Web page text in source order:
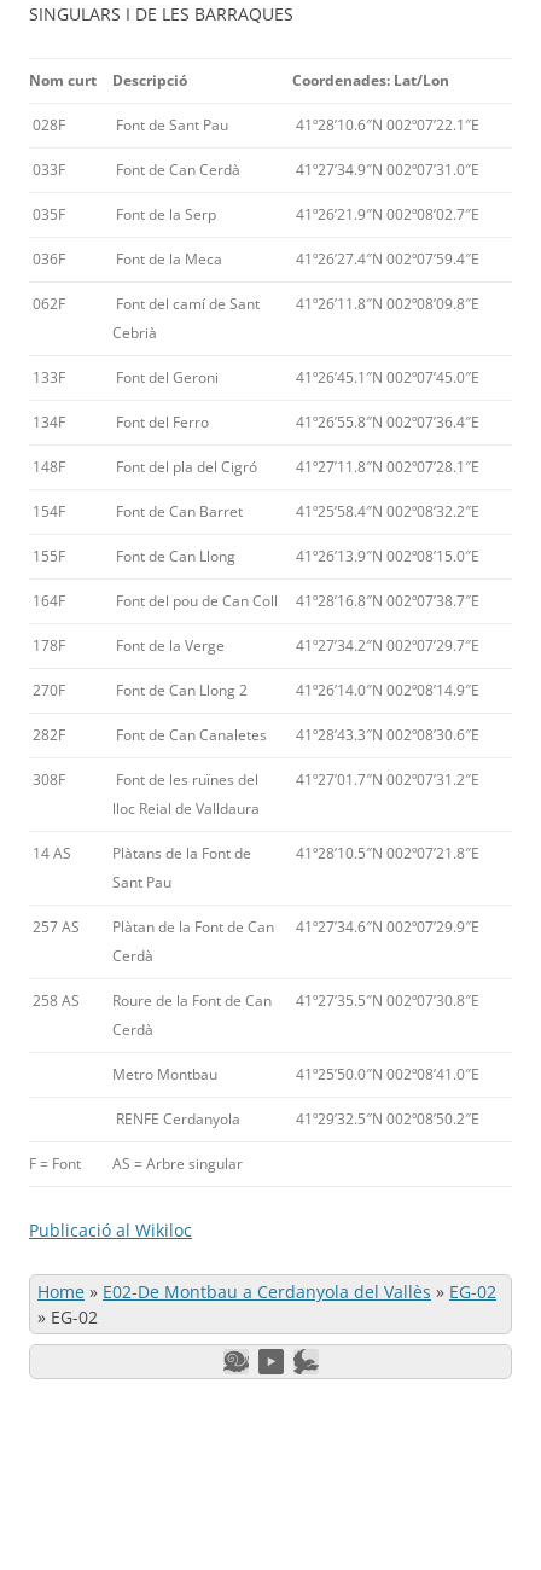
SINGULARS I DE LES BARRAQUES
Nom curt Descripció Coordenades: Lat/Lon
028F Font de Sant Pau 41º28’10.6″N 002º07’22.1″E
033F Font de Can Cerdà 41º27’34.9″N 002º07’31.0″E
035F Font de la Serp 41º26’21.9″N 002º08’02.7″E
036F Font de la Meca 41º26’27.4″N 002º07’59.4″E
062F
Font del camí de Sant
Cebrià
41º26’11.8″N 002º08’09.8″E
133F Font del Geroni 41º26’45.1″N 002º07’45.0″E
134F Font del Ferro 41º26’55.8″N 002º07’36.4″E
148F Font del pla del Cigró 41º27’11.8″N 002º07’28.1″E
154F Font de Can Barret 41º25’58.4″N 002º08’32.2″E
155F Font de Can Llong 41º26’13.9″N 002º08’15.0″E
164F Font del pou de Can Coll 41º28’16.8″N 002º07’38.7″E
178F Font de la Verge 41º27’34.2″N 002º07’29.7″E
270F Font de Can Llong 2 41º26’14.0″N 002º08’14.9″E
282F Font de Can Canaletes 41º28’43.3″N 002º08’30.6″E
308F
Font de les ruïnes del
lloc Reial de Valldaura
41º27’01.7″N 002º07’31.2″E
14 AS
Plàtans de la Font de
Sant Pau
41º28’10.5″N 002º07’21.8″E
257 AS
Plàtan de la Font de Can
Cerdà
41º27’34.6″N 002º07’29.9″E
258 AS
Roure de la Font de Can
Cerdà
41º27’35.5″N 002º07’30.8″E
Metro Montbau 41º25’50.0″N 002º08’41.0″E
RENFE Cerdanyola 41º29’32.5″N 002º08’50.2″E
F = Font AS = Arbre singular
Publicació al Wikiloc
Home » E02-De Montbau a Cerdanyola del Vallès » EG-02
» EG-02